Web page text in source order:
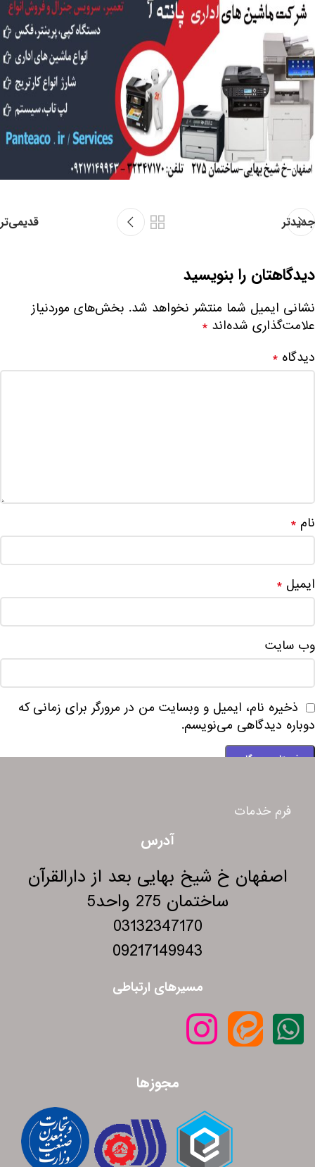
جدیدتر قدیمی‌تر
دیدگاهتان را بنویسید
نشانی ایمیل شما منتشر نخواهد شد. بخش‌های موردنیاز
علامت‌گذاری شده‌اند *
دیدگاه *
نام *
ایمیل *
وب‌ سایت
ذخیره نام، ایمیل و وبسایت من در مرورگر برای زمانی که
دوباره دیدگاهی می‌نویسم.
فرم خدمات
آدرس
اصفهان خ شیخ بهایی بعد از دارالقرآن
ساختمان 275 واحد5
03132347170
09217149943
مسیرهای ارتباطی
مجوزها